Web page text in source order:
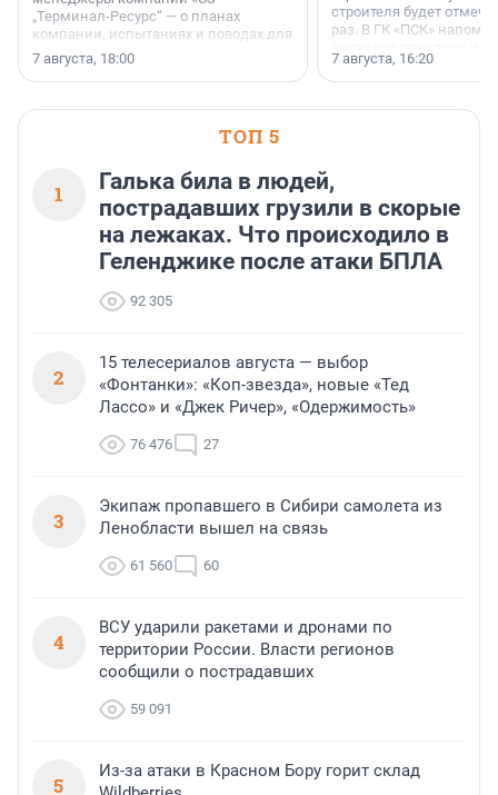
„Терминал-Ресурс“ — о планах
компании, испытаниях и поводах для
осторожного оптимизма.
7 августа, 18:00
строителя будет
раз. В ГК «ПСК»
поменялась роль
7 августа, 16:20
ТОП 5
1
Галька била в людей,
пострадавших грузили в скорые
на лежаках. Что происходило в
Геленджике после атаки БПЛА
92 305
2
15 телесериалов августа — выбор
«Фонтанки»: «Коп-звезда», новые «Тед
Лассо» и «Джек Ричер», «Одержимость»
76 476 27
3
Экипаж пропавшего в Сибири самолета из
Ленобласти вышел на связь
61 560 60
4
ВСУ ударили ракетами и дронами по
территории России. Власти регионов
сообщили о пострадавших
59 091
5
Из-за атаки в Красном Бору горит склад